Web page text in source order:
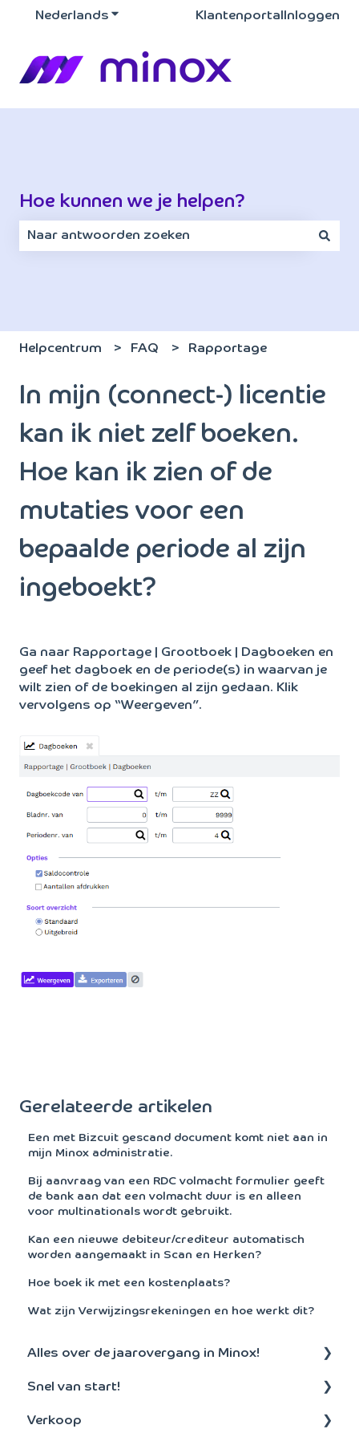
Nederlands Submenu tonen voor vertalingen
Klantenportal Inloggen
Hoe kunnen we je helpen?
Helpcentrum FAQ Rapportage
In mijn (connect-) licentie
kan ik niet zelf boeken.
Hoe kan ik zien of de
mutaties voor een
bepaalde periode al zijn
ingeboekt?
Ga naar Rapportage | Grootboek | Dagboeken en
geef het dagboek en de periode(s) in waarvan je
wilt zien of de boekingen al zijn gedaan. Klik
vervolgens op “Weergeven”.
Gerelateerde artikelen
Een met Bizcuit gescand document komt niet aan in
mijn Minox administratie.
Bij aanvraag van een RDC volmacht formulier geeft
de bank aan dat een volmacht duur is en alleen
voor multinationals wordt gebruikt.
Kan een nieuwe debiteur/crediteur automatisch
worden aangemaakt in Scan en Herken?
Hoe boek ik met een kostenplaats?
Wat zijn Verwijzingsrekeningen en hoe werkt dit?
Alles over de jaarovergang in Minox!
Aanmaken nieuw boekjaar
Snel van start!
Algemeen
Verkoop